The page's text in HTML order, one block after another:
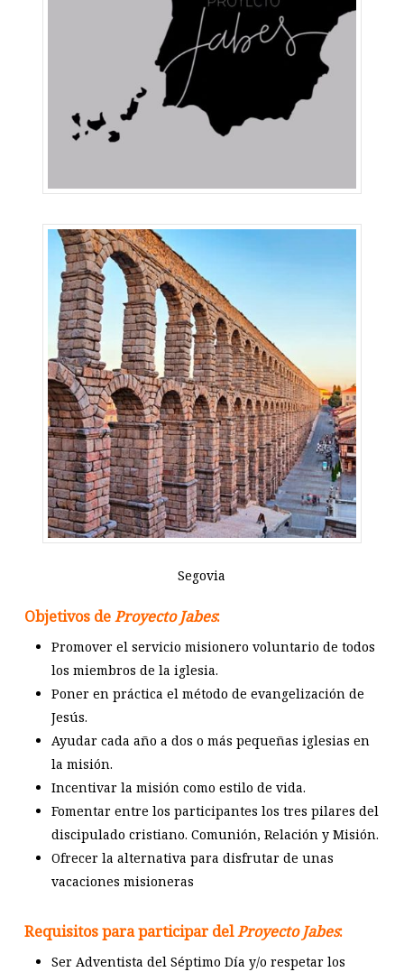
Segovia
Objetivos deProyecto Jabes:
Promover el servicio misionero voluntario de todos
los miembros de la iglesia.
Poner en práctica el método de evangelización de
Jesús.
Ayudar cada año a dos o más pequeñas iglesias en
la misión.
Incentivar la misión como estilo de vida.
Fomentar entre los participantes los tres pilares del
discipulado cristiano. Comunión, Relación y Misión.
Ofrecer la alternativa para disfrutar de unas
vacaciones misioneras
Requisitos para participar delProyecto Jabes:
Ser Adventista del Séptimo Día y/o respetar los